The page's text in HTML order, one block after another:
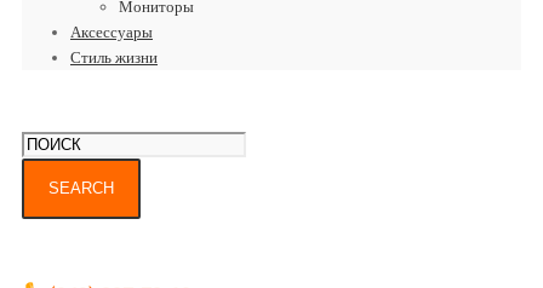
Мониторы
Аксессуары
Стиль жизни